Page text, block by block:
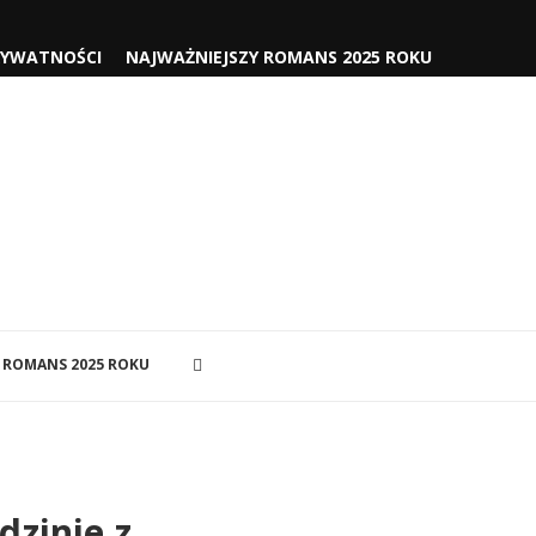
NAJWAŻNIEJSZY ROMANS 2025 ROKU
2025 ROKU